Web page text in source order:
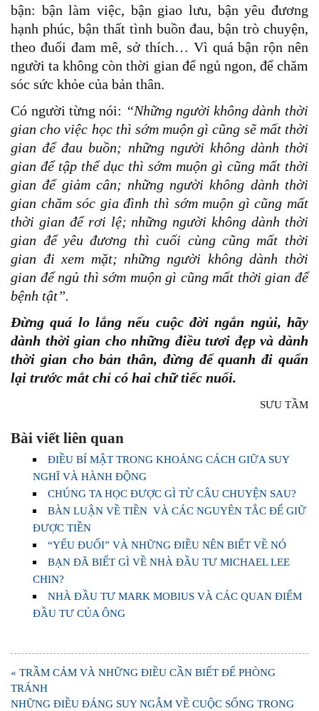
bận: bận làm việc, bận giao lưu, bận yêu đương
hạnh phúc, bận thất tình buồn đau, bận trò chuyện,
theo đuổi đam mê, sở thích… Vì quá bận rộn nên
người ta không còn thời gian để ngủ ngon, để chăm
sóc sức khỏe của bản thân.
Có người từng nói: “Những người không dành thời
gian cho việc học thì sớm muộn gì cũng sẽ mất thời
gian để đau buồn; những người không dành thời
gian để tập thể dục thì sớm muộn gì cũng mất thời
gian để giảm cân; những người không dành thời
gian chăm sóc gia đình thì sớm muộn gì cũng mất
thời gian để rơi lệ; những người không dành thời
gian để yêu đương thì cuối cùng cũng mất thời
gian đi xem mặt; những người không dành thời
gian để ngủ thì sớm muộn gì cũng mất thời gian để
bệnh tật”.
Đừng quá lo lắng nếu cuộc đời ngắn ngủi, hãy
dành thời gian cho những điều tươi đẹp và dành
thời gian cho bản thân, đừng để quanh đi quẩn
lại trước mắt chỉ có hai chữ tiếc nuối.
SƯU TẦM
Bài viết liên quan
ĐIỀU BÍ MẬT TRONG KHOẢNG CÁCH GIỮA SUY
NGHĨ VÀ HÀNH ĐỘNG
CHÚNG TA HỌC ĐƯỢC GÌ TỪ CÂU CHUYỆN SAU?
BÀN LUẬN VỀ TIỀN VÀ CÁC NGUYÊN TẮC ĐỂ GIỮ
ĐƯỢC TIỀN
“YẾU ĐUỐI” VÀ NHỮNG ĐIỀU NÊN BIẾT VỀ NÓ
BẠN ĐÃ BIẾT GÌ VỀ NHÀ ĐẦU TƯ MICHAEL LEE
CHIN?
NHÀ ĐẦU TƯ MARK MOBIUS VÀ CÁC QUAN ĐIỂM
ĐẦU TƯ CỦA ÔNG
Điều
hướng
bài
« TRẦM CẢM VÀ NHỮNG ĐIỀU CẦN BIẾT ĐỂ PHÒNG
TRÁNH
NHỮNG ĐIỀU ĐÁNG SUY NGẪM VỀ CUỘC SỐNG TRONG